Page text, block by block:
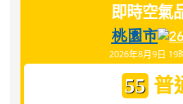
即時空氣
桃園市
2026年8月9日 19
55 普